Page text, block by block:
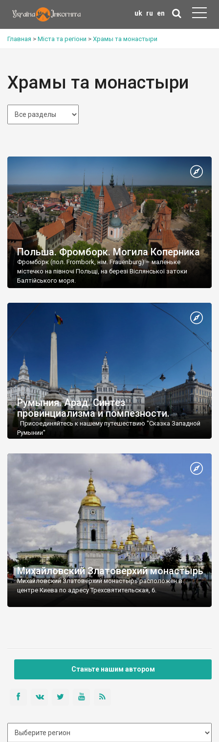
uk ru en
Главная > Міста та регіони > Храмы та монастыри
Храмы та монастыри
Польша. Фромборк. Могила Коперника
Фромборк (пол. Frombork, нім. Frauenburg) – маленьке
містечко на півночі Польщі, на березі Віслянської затоки
Балтійського моря.
Румыния. Арад. Синтез
провинциализма и помпезности.
Присоединяйтесь к нашему путешествию "Сказка Западной
Румынии"
Михайловский Златоверхий монастырь
Михайловский Златоверхий монастырь расположен в
центре Киева по адресу Трехсвятительская, 6.
Станьте нашим автором